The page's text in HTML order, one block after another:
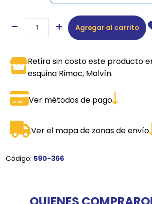
Agregar al carrito
Retira sin costo este producto
esquina Rimac, Malvín.
Ver métodos de pago
Ver el mapa de zonas de envío
Código: 590-366